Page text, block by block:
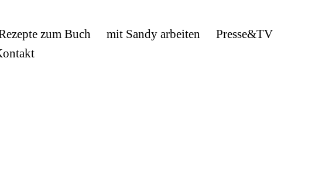
zum Buch mit Sandy arbeiten
Presse&TV